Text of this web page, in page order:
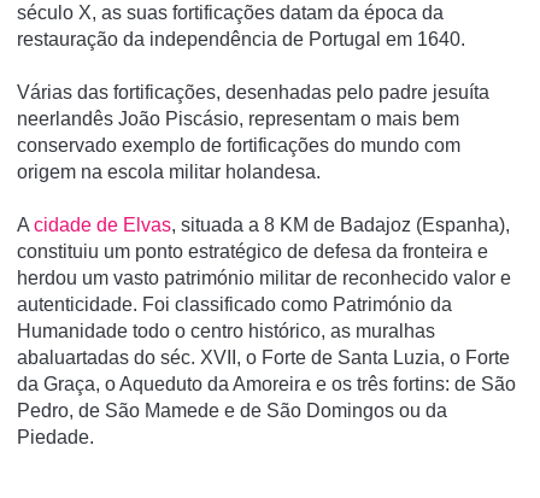
século X, as suas fortificações datam da época da
restauração da independência de Portugal em 1640.
Várias das fortificações, desenhadas pelo padre jesuí­ta
neerlandês João Piscásio, representam o mais bem
conservado exemplo de fortificações do mundo com
origem na escola militar holandesa.
A cidade de Elvas, situada a 8 KM de Badajoz (Espanha),
constituiu um ponto estratégico de defesa da fronteira e
herdou um vasto património militar de reconhecido valor e
autenticidade. Foi classificado como Património da
Humanidade todo o centro histórico, as muralhas
abaluartadas do séc. XVII, o Forte de Santa Luzia, o Forte
da Graça, o Aqueduto da Amoreira e os três fortins: de São
Pedro, de São Mamede e de São Domingos ou da
Piedade.